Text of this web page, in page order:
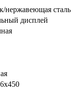
нержавеющая сталь
дисплей